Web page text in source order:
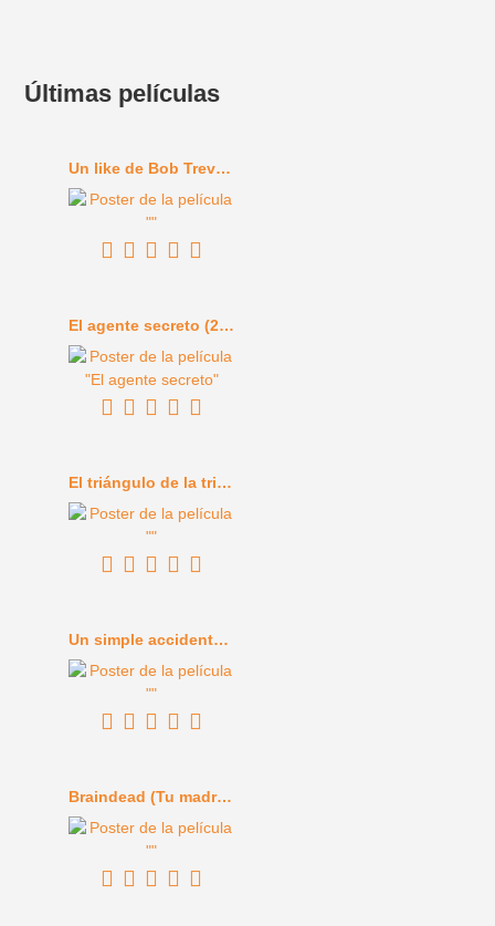
Últimas películas
Un like de Bob Trevino (2024)
El agente secreto (2025)
El triángulo de la tristeza (2022)
Un simple accidente (2025)
Braindead (Tu madre se ha comido a mi perro) (1992)